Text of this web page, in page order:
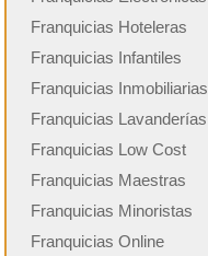
Franquicias Hoteleras
Franquicias Infantiles
Franquicias Inmobiliarias
Franquicias Lavanderías
Franquicias Low Cost
Franquicias Maestras
Franquicias Minoristas
Franquicias Online